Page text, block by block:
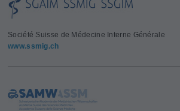
Société Suisse de Médecine Interne Générale
www.ssmig.ch